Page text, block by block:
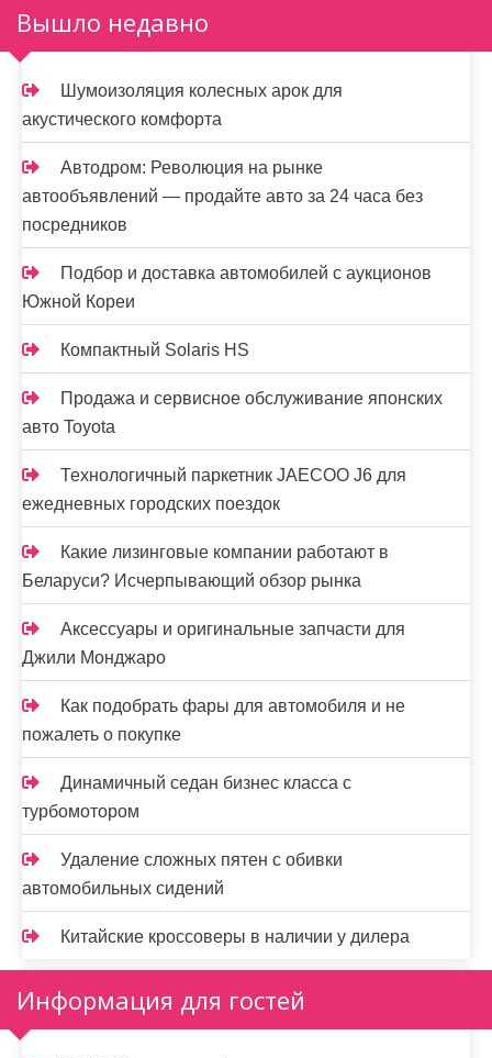
Вышло недавно
Шумоизоляция колесных арок для
акустического комфорта
Автодром: Революция на рынке
автообъявлений — продайте авто за 24 часа без
посредников
Подбор и доставка автомобилей с аукционов
Южной Кореи
Компактный Solaris HS
Продажа и сервисное обслуживание японских
авто Toyota
Технологичный паркетник JAECOO J6 для
ежедневных городских поездок
Какие лизинговые компании работают в
Беларуси? Исчерпывающий обзор рынка
Аксессуары и оригинальные запчасти для
Джили Монджаро
Как подобрать фары для автомобиля и не
пожалеть о покупке
Динамичный седан бизнес класса с
турбомотором
Удаление сложных пятен с обивки
автомобильных сидений
Китайские кроссоверы в наличии у дилера
Информация для гостей